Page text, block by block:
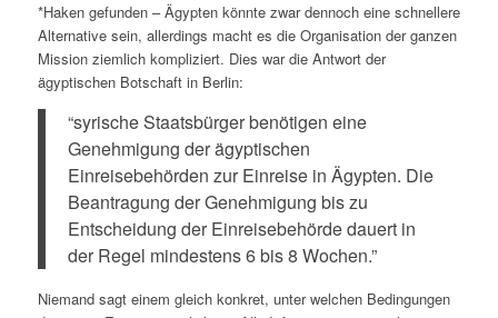
*Haken gefunden – Ägypten könnte zwar dennoch eine schnellere
Alternative sein, allerdings macht es die Organisation der ganzen
Mission ziemlich kompliziert. Dies war die Antwort der
ägyptischen Botschaft in Berlin:
“syrische Staatsbürger benötigen eine
Genehmigung der ägyptischen
Einreisebehörden zur Einreise in Ägypten. Die
Beantragung der Genehmigung bis zu
Entscheidung der Einreisebehörde dauert in
der Regel mindestens 6 bis 8 Wochen.”
Niemand sagt einem gleich konkret, unter welchen Bedingungen